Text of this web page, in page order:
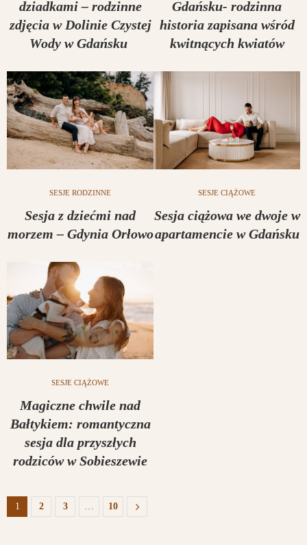
dziadkami – rodzinne
zdjęcia w Dolinie Czystej
Wody w Gdańsku
Gdańsku- rodzinna
historia zapisana wśród
kwitnących kwiatów
SESJE RODZINNE
Sesja z dziećmi nad
morzem – Gdynia Orłowo
SESJE CIĄŻOWE
Sesja ciążowa we dwoje w
apartamencie w Gdańsku
SESJE CIĄŻOWE
Magiczne chwile nad
Bałtykiem: romantyczna
sesja dla przyszłych
rodziców w Sobieszewie
1 2 3 … 10